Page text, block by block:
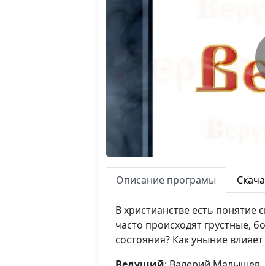
Описание програмы
В христианстве есть понятие
часто происходят грустные,
состояния? Как уныние